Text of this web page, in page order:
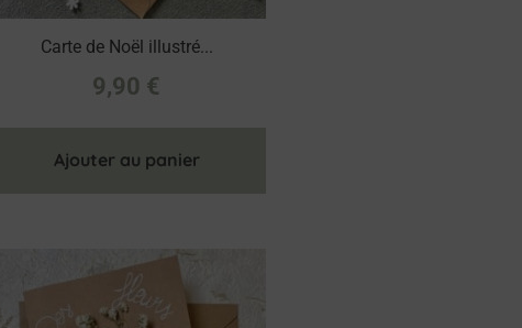
Carte de Noël illustré...
9,90 €
Ajouter au panier